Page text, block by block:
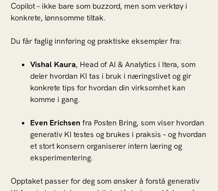
Copilot – ikke bare som buzzord, men som verktøy i
konkrete, lønnsomme tiltak.
Du får faglig innføring og praktiske eksempler fra:
Vishal Kaura, Head of AI & Analytics i Itera, som
deler hvordan KI tas i bruk i næringslivet og gir
konkrete tips for hvordan din virksomhet kan
komme i gang.
Even Erichsen fra Posten Bring, som viser hvordan
generativ KI testes og brukes i praksis – og hvordan
et stort konsern organiserer intern læring og
eksperimentering.
Opptaket passer for deg som ønsker å forstå generativ